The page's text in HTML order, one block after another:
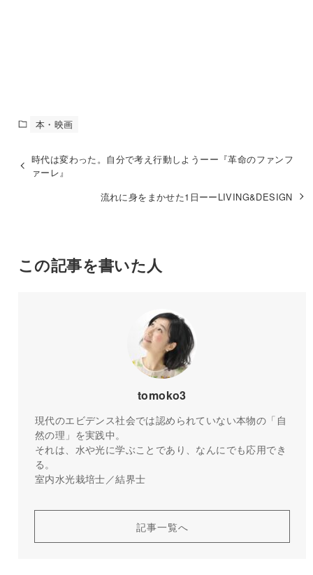
本・映画
時代は変わった。自分で考え行動しようーー『革命のファンフ
ァーレ』
流れに身をまかせた1日ーーLIVING&DESIGN
この記事を書いた人
tomoko3
現代のエビデンス社会では認められていない本物の「自
然の理」を実践中。
それは、水や光に学ぶことであり、なんにでも応用でき
る。
室内水光栽培士／結界士
記事一覧へ